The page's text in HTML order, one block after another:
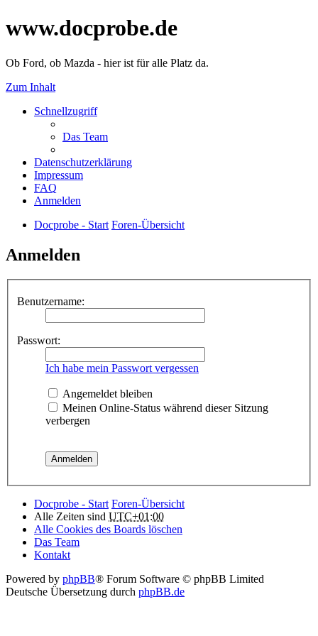
www.docprobe.de
Ob Ford, ob Mazda - hier ist für alle Platz da.
Zum Inhalt
Schnellzugriff
Das Team
Datenschutzerklärung
Impressum
FAQ
Anmelden
Docprobe - Start Foren-Übersicht
Anmelden
Benutzername:
Passwort:
Ich habe mein Passwort vergessen
Angemeldet bleiben
Meinen Online-Status während dieser Sitzung
verbergen
Docprobe - Start Foren-Übersicht
Alle Zeiten sind UTC+01:00
Alle Cookies des Boards löschen
Das Team
Kontakt
Powered by phpBB® Forum Software © phpBB Limited
Deutsche Übersetzung durch phpBB.de